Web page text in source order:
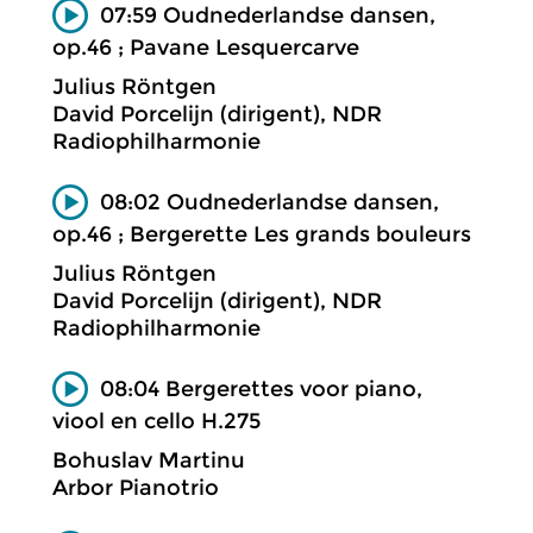
07:59 Oudnederlandse dansen,
op.46 ; Pavane Lesquercarve
Julius Röntgen
David Porcelijn (dirigent), NDR
Radiophilharmonie
08:02 Oudnederlandse dansen,
op.46 ; Bergerette Les grands bouleurs
Julius Röntgen
David Porcelijn (dirigent), NDR
Radiophilharmonie
08:04 Bergerettes voor piano,
viool en cello H.275
Bohuslav Martinu
Arbor Pianotrio